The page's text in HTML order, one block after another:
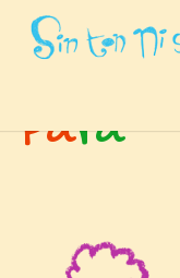
Inicio » Temas »
Para